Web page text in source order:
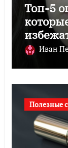
Топ-5
Иван
Полезные